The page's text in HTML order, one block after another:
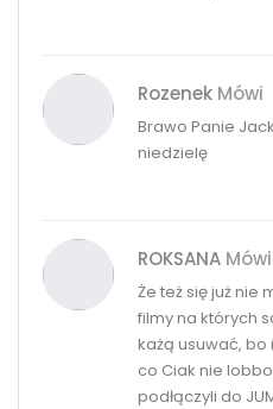
Rozenek Mówi
Brawo Panie
niedzielę
ROKSANA Mówi
Że też się już
filmy na których
każą usuwać, bo
co Ciak nie
podłączyli do